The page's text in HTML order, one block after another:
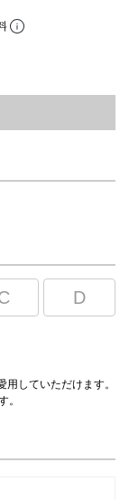
D
していただけます。
。